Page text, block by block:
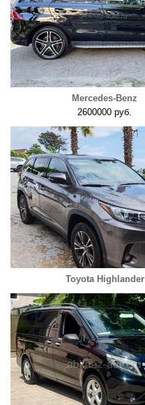
Mercedes-Benz
2600000 руб.
Toyota Highlander